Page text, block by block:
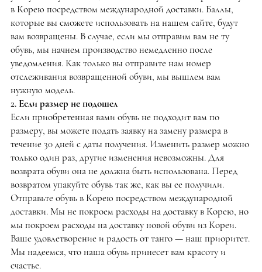
в Корею посредством международной доставки. Баллы,
которые вы сможете использовать на нашем сайте, будут
вам возвращены. В случае, если мы отправим вам не ту
обувь, мы начнем производство немедленно после
уведомления. Как только вы отправите нам номер
отслеживания возвращенной обуви, мы вышлем вам
нужную модель.
2. Если размер не подошел
Если приобретенная вами обувь не подходит вам по
размеру, вы можете подать заявку на замену размера в
течение 30 дней с даты получения. Изменить размер можно
только один раз, другие изменения невозможны. Для
возврата обуви она не должна быть использована. Перед
возвратом упакуйте обувь так же, как вы ее получили.
Отправьте обувь в Корею посредством международной
доставки. Мы не покроем расходы на доставку в Корею, но
мы покроем расходы на доставку новой обуви из Кореи.
Ваше удовлетворение и радость от танго — наш приоритет.
Мы надеемся, что наша обувь принесет вам красоту и
счастье.